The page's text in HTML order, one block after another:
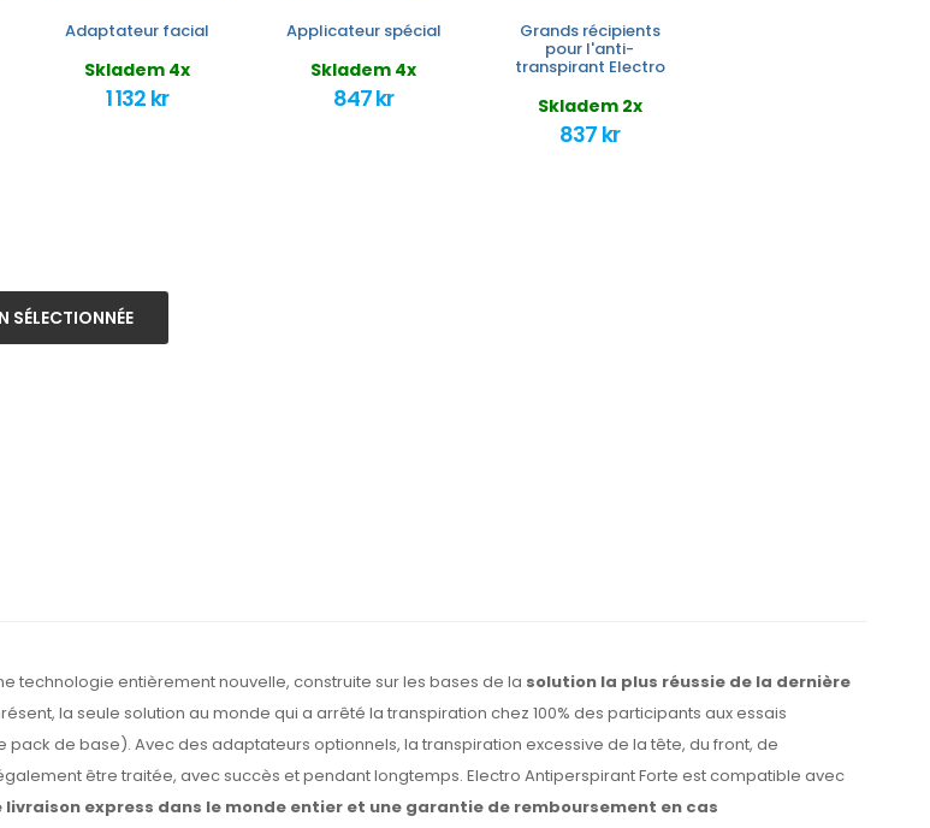
Adaptateur facial
Skladem 4x
1 132 kr
Applicateur spécial
Skladem 4x
847 kr
Grands récipients
pour l'anti-
transpirant Electro
Skladem 2x
837 kr
technologie entièrement nouvelle, construite sur les bases de la solution la plus réussie de la dernière
la seule solution au monde qui a arrêté la transpiration chez 100% des participants aux essais
de base). Avec des adaptateurs optionnels, la transpiration excessive de la tête, du front, de
être traitée, avec succès et pendant longtemps. Electro Antiperspirant Forte est compatible avec
livraison express dans le monde entier et une garantie de remboursement en cas